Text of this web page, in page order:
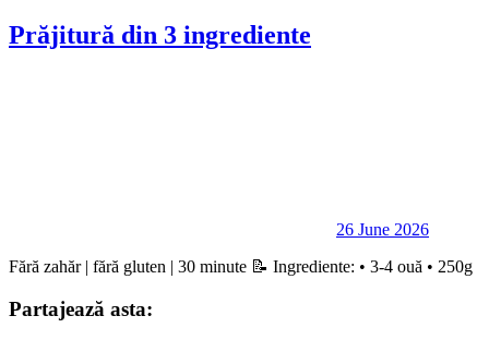
Prăjitură din 3 ingrediente
26 June 2026
Fără zahăr | fără gluten | 30 minute 📝 Ingrediente: • 3-4 ouă • 250g
Partajează asta: